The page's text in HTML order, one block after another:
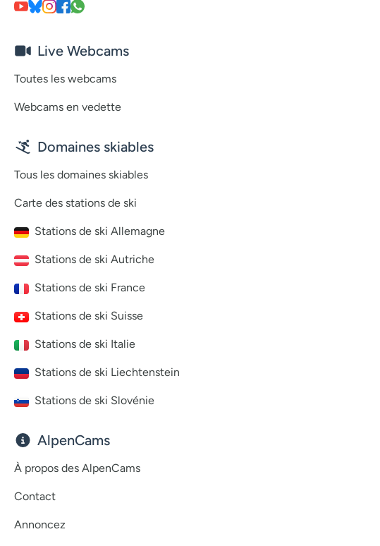
Live Webcams
Toutes les webcams
Webcams en vedette
Domaines skiables
Tous les domaines skiables
Carte des stations de ski
Stations de ski Allemagne
Stations de ski Autriche
Stations de ski France
Stations de ski Suisse
Stations de ski Italie
Stations de ski Liechtenstein
Stations de ski Slovénie
AlpenCams
À propos des AlpenCams
Contact
Annoncez